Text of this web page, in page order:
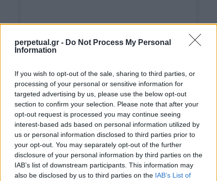
perpetual.gr - Do Not Process My Personal
Information
If you wish to opt-out of the sale, sharing to third parties, or
processing of your personal or sensitive information for
targeted advertising by us, please use the below opt-out
section to confirm your selection. Please note that after your
opt-out request is processed you may continue seeing
interest-based ads based on personal information utilized by
us or personal information disclosed to third parties prior to
your opt-out. You may separately opt-out of the further
disclosure of your personal information by third parties on the
IAB’s list of downstream participants. This information may
also be disclosed by us to third parties on the IAB’s List of
View this post on Instagram
Campaign is finally live! Such an epic time
shooting for these legends 🤙🏽🔥
@surfdivenski
@billabong_womens_australia